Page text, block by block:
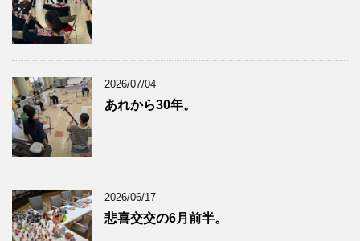
2026/07/04
あれから30年。
2026/06/17
悲喜交交の6月前半。